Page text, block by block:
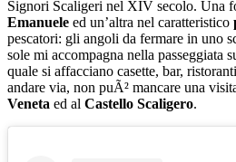
Signori Scaligeri nel XIV secolo. Una
Emanuele ed un’altra nel caratteristico
pescatori: gli angoli da fermare in uno
sole mi accompagna nella passeggiata
quale si affacciano casette, bar,
andare via, non puÃ² mancare una
Veneta ed al Castello Scaligero.